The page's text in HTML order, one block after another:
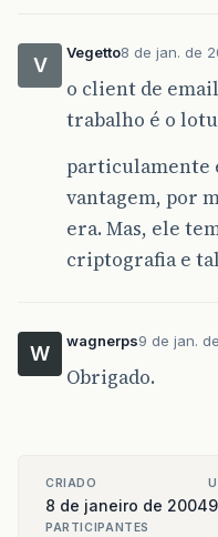
V
Vegetto8 de jan. de
o client de
trabalho é o
particulamente
vantagem, por
era. Mas, ele
criptografia e
W
wagnerps9 de jan.
Obrigado.
CRIADO
8 de janeiro de 2004
PARTICIPANTES